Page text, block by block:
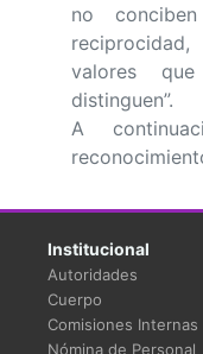
no
valores
distinguen”.
A
Institucional
Autoridades
Cuerpo
Comisiones Internas
Nómina de Personal